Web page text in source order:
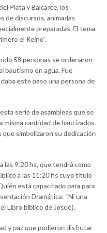
Plata y Balcarce, los
de discursos, animadas
preparadas. El tema
el Reino”.
58 personas se ordenaron
bautismo en agua. Fue
este paso una persona de
serie de asambleas que se
misma cantidad de bautizados,
simbolizaron su dedicación
las 9:20 hs, que tendrá como
a las 11:20 hs cuyo título
está capacitado para para
Dramática: “Ni una
Libro bíblico de Josué).
y paz que pudieron disfrutar